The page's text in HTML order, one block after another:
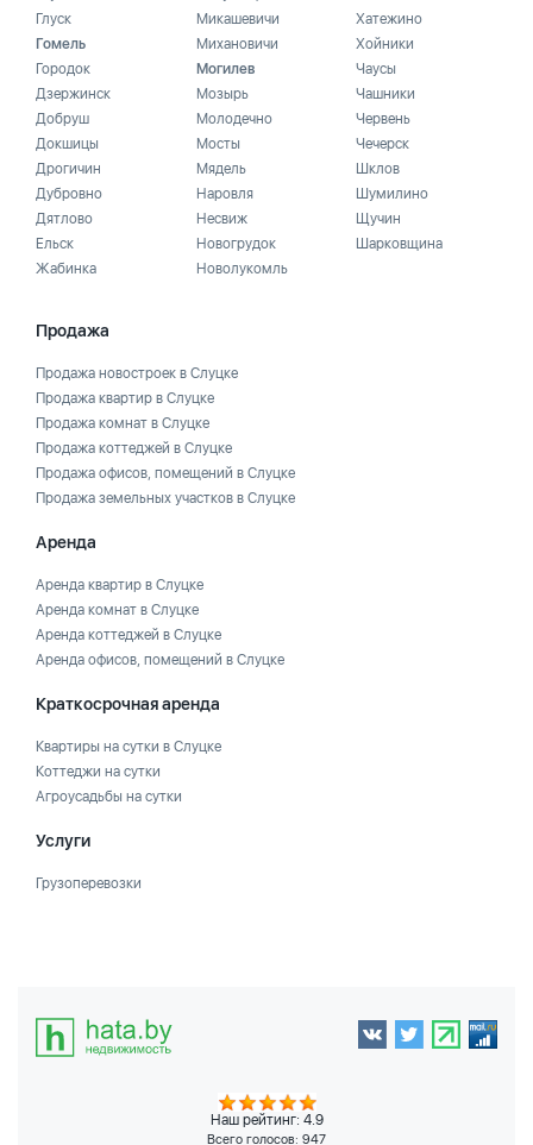
Глуск
Гомель
Городок
Дзержинск
Добруш
Докшицы
Дрогичин
Дубровно
Дятлово
Ельск
Жабинка
Микашевичи
Михановичи
Могилев
Мозырь
Молодечно
Мосты
Мядель
Наровля
Несвиж
Новогрудок
Новолукомль
Хатежино
Хойники
Чаусы
Чашники
Червень
Чечерск
Шклов
Шумилино
Щучин
Шарковщина
Продажа
Продажа новостроек в Слуцке
Продажа квартир в Слуцке
Продажа комнат в Слуцке
Продажа коттеджей в Слуцке
Продажа офисов, помещений в Слуцке
Продажа земельных участков в Слуцке
Аренда
Аренда квартир в Слуцке
Аренда комнат в Слуцке
Аренда коттеджей в Слуцке
Аренда офисов, помещений в Слуцке
Краткосрочная аренда
Квартиры на сутки в Слуцке
Коттеджи на сутки
Агроусадьбы на сутки
Услуги
Грузоперевозки
Наш рейтинг: 4.9
Всего голосов: 947